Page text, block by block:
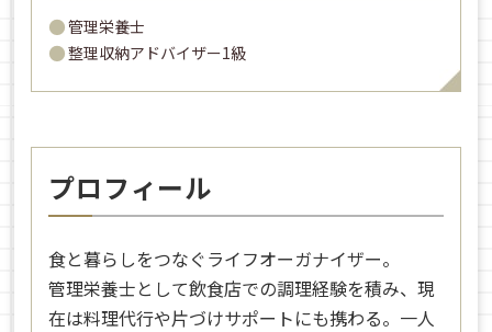
管理栄養士
整理収納アドバイザー1級
プロフィール
食と暮らしをつなぐライフオーガナイザー。
管理栄養士として飲食店での調理経験を積み、現
在は料理代行や片づけサポートにも携わる。一人